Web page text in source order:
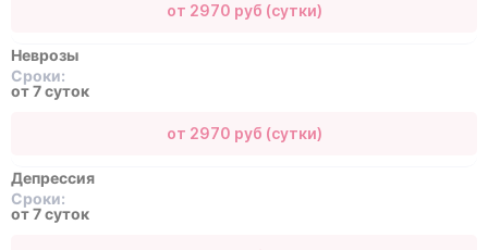
от 2970 руб (сутки)
Неврозы
Сроки:
от 7 суток
от 2970 руб (сутки)
Депрессия
Сроки:
от 7 суток